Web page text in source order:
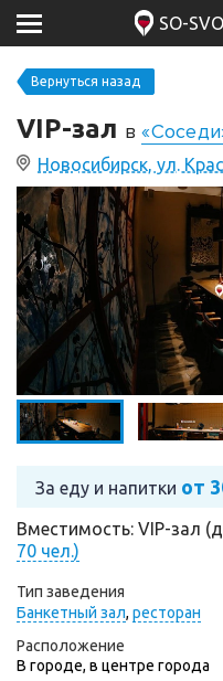
SO-
Вернуться назад
VIP-зал в
Новосибирск, ул.
За еду и напитки от
Вместимость: VIP-зал
70 чел.)
Тип заведения
Банкетный зал, ресторан
Расположение
В городе, в центре города